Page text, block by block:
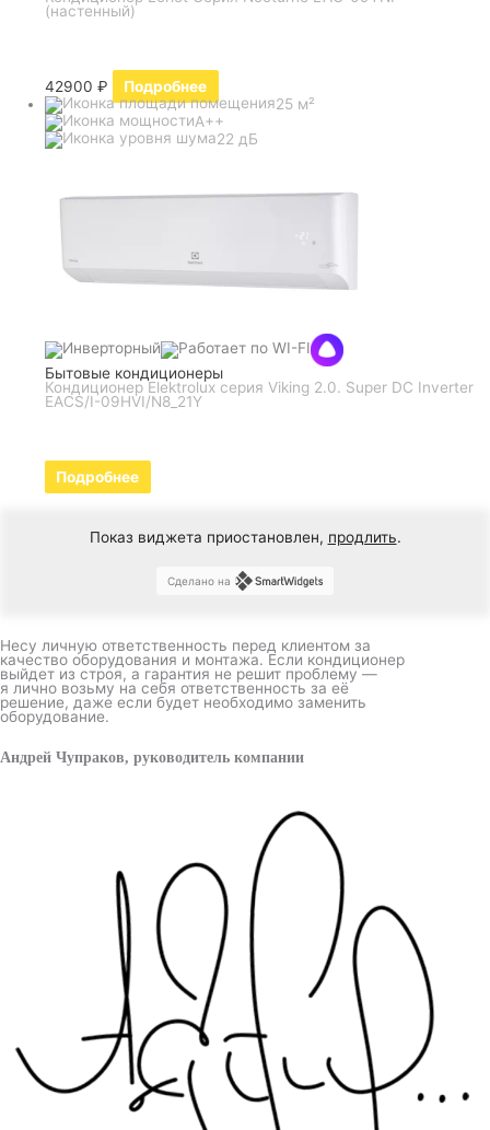
(настенный)
42900₽
Подробнее
25 м²
A++
22 дБ
Бытовые кондиционеры
Кондиционер Elektrolux серия Viking 2.0. Super DC Inverter
EACS/I-09HVI/N8_21Y
Подробнее
Показ виджета приостановлен, продлить.
Сделано на
Несу личную ответственность перед клиентом за
качество оборудования и монтажа. Если кондиционер
выйдет из строя, а гарантия не решит проблему —
я лично возьму на себя ответственность за её
решение, даже если будет необходимо заменить
оборудование.
Андрей Чупраков, руководитель компании